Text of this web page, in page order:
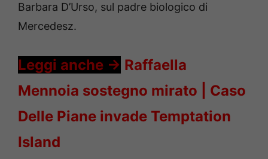
Barbara D’Urso, sul padre biologico di
Mercedesz.
Leggi anche -> Raffaella
Mennoia sostegno mirato | Caso
Delle Piane invade Temptation
Island